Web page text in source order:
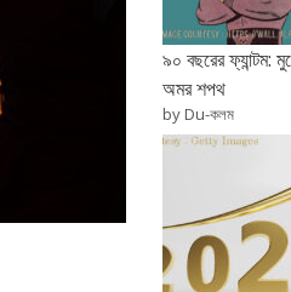
৯০ বছরের ফ্যান্টম:
অমর শপথ
by Du-কলম